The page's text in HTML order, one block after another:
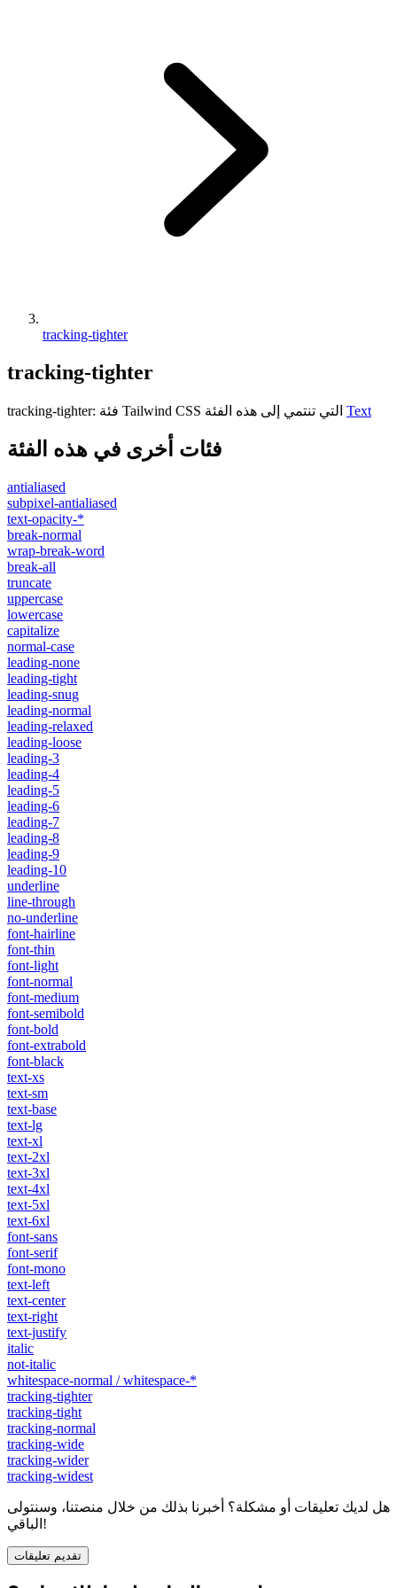
tracking-tighter
tracking-tighter
tracking-tighter: فئة Tailwind CSS التي تنتمي إلى هذه الفئة Text
فئات أخرى في هذه الفئة
antialiased
subpixel-antialiased
text-opacity-*
break-normal
wrap-break-word
break-all
truncate
uppercase
lowercase
capitalize
normal-case
leading-none
leading-tight
leading-snug
leading-normal
leading-relaxed
leading-loose
leading-3
leading-4
leading-5
leading-6
leading-7
leading-8
leading-9
leading-10
underline
line-through
no-underline
font-hairline
font-thin
font-light
font-normal
font-medium
font-semibold
font-bold
font-extrabold
font-black
text-xs
text-sm
text-base
text-lg
text-xl
text-2xl
text-3xl
text-4xl
text-5xl
text-6xl
font-sans
font-serif
font-mono
text-left
text-center
text-right
text-justify
italic
not-italic
whitespace-normal / whitespace-*
tracking-tighter
tracking-tight
tracking-normal
tracking-wide
tracking-wider
tracking-widest
هل لديك تعليقات أو مشكلة؟ أخبرنا بذلك من خلال منصتنا، وسنتولى
الباقي!
تقديم تعليقات